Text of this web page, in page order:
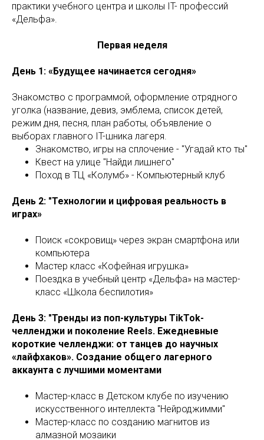
практики учебного центра и школы IT- профессий
«Дельфа».
Первая неделя
День 1: «Будущее начинается сегодня»
Знакомство с программой, оформление отрядного
уголка (название, девиз, эмблема, список детей,
режим дня, песня, план работы, объявление о
выборах главного IT-шника лагеря.
Знакомство, игры на сплочение - "Угадай кто ты"
Квест на улице "Найди лишнего"
Поход в ТЦ «Колумб» - Компьютерный клуб
День 2: "Технологии и цифровая реальность в
играх»
Поиск «сокровищ» через экран смартфона или
компьютера
Мастер класс «Кофейная игрушка»
Поездка в учебный центр «Дельфа» на мастер-
класс «Школа беспилотия»
День 3: "Тренды из поп-культуры TikTok-
челленджи и поколение Reels. Ежедневные
короткие челленджи: от танцев до научных
«лайфхаков». Создание общего лагерного
аккаунта с лучшими моментами
Мастер-класс в Детском клубе по изучению
искусственного интеллекта "Нейроджимми"
Мастер-класс по созданию магнитов из
алмазной мозаики